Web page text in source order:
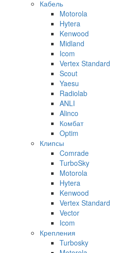
Кабель
Motorola
Hytera
Kenwood
Midland
Icom
Vertex Standard
Scout
Yaesu
Radiolab
ANLI
Alinco
Комбат
Optim
Клипсы
Comrade
TurboSky
Motorola
Hytera
Kenwood
Vertex Standard
Vector
Icom
Крепления
Turbosky